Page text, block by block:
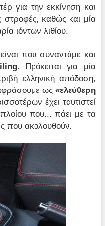
για την εκκίνηση και
στροφές, καθώς και μία
ιόντων λιθίου.
που συναντάμε και
Πρόκειται για μία
ελληνική απόδοση,
ως «ελεύθερη
έχει ταυτιστεί
πλοίου που... πάει με τα
που ακολουθούν.